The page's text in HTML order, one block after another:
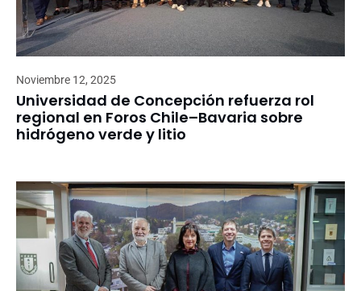
Noviembre 12, 2025
Universidad de Concepción refuerza rol
regional en Foros Chile–Bavaria sobre
hidrógeno verde y litio